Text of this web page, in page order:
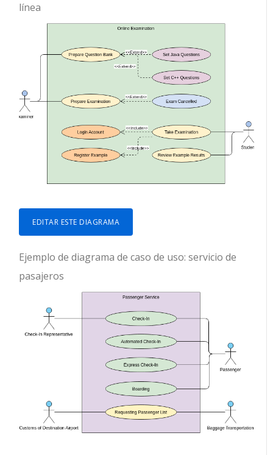
línea
EDITAR ESTE DIAGRAMA
Ejemplo de diagrama de caso de uso: servicio de
pasajeros